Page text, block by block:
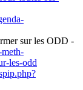
sur les ODD -
les-odd